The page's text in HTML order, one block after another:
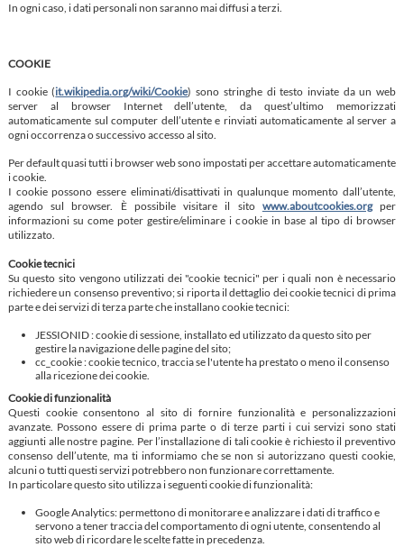
In ogni caso, i dati personali non saranno mai diffusi a terzi.
COOKIE
I cookie (it.wikipedia.org/wiki/Cookie) sono stringhe di testo inviate da un web
server al browser Internet dell’utente, da quest’ultimo memorizzati
automaticamente sul computer dell’utente e rinviati automaticamente al server a
ogni occorrenza o successivo accesso al sito.
Per default quasi tutti i browser web sono impostati per accettare automaticamente
i cookie.
I cookie possono essere eliminati/disattivati in qualunque momento dall’utente,
agendo sul browser. È possibile visitare il sito www.aboutcookies.orgper
informazioni su come poter gestire/eliminare i cookie in base al tipo di browser
utilizzato.
Cookie tecnici
Su questo sito vengono utilizzati dei "cookie tecnici" per i quali non è necessario
richiedere un consenso preventivo; si riporta il dettaglio dei cookie tecnici di prima
parte e dei servizi di terza parte che installano cookie tecnici:
JESSIONID : cookie di sessione, installato ed utilizzato da questo sito per
gestire la navigazione delle pagine del sito;
cc_cookie : cookie tecnico, traccia se l'utente ha prestato o meno il consenso
alla ricezione dei cookie.
Cookie di funzionalità
Questi cookie consentono al sito di fornire funzionalità e personalizzazioni
avanzate. Possono essere di prima parte o di terze parti i cui servizi sono stati
aggiunti alle nostre pagine. Per l’installazione di tali cookie è richiesto il preventivo
consenso dell’utente, ma ti informiamo che se non si autorizzano questi cookie,
alcuni o tutti questi servizi potrebbero non funzionare correttamente.
In particolare questo sito utilizza i seguenti cookie di funzionalità:
Google Analytics: permettono di monitorare e analizzare i dati di traffico e
servono a tener traccia del comportamento di ogni utente, consentendo al
sito web di ricordare le scelte fatte in precedenza.